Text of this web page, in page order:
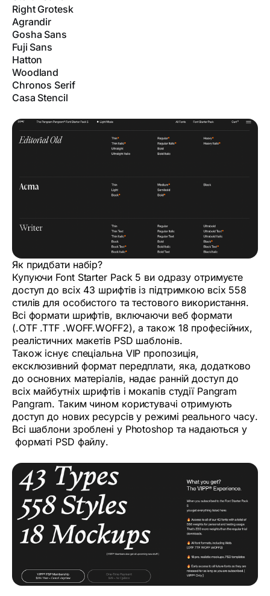
Right Grotesk
Agrandir
Gosha Sans
Fuji Sans
Hatton
Woodland
Chronos Serif
Casa Stencil
Як придбати набір?
Купуючи Font Starter Pack 5 ви одразу отримуєте
доступ до всіх 43 шрифтів із підтримкою всіх 558
стилів для особистого та тестового використання.
Всі формати шрифтів, включаючи веб формати
(.OTF .TTF .WOFF.WOFF2), а також 18 професійних,
реалістичних макетів PSD шаблонів.
Також існує спеціальна VIP пропозиція,
ексклюзивний формат передплати, яка, додатково
до основних матеріалів, надає ранній доступ до
всіх майбутніх шрифтів і мокапів студії Pangram
Pangram. Таким чином користувачі отримують
доступ до нових ресурсів у режимі реального часу.
Всі шаблони зроблені у Photoshop та надаються у
форматі PSD файлу.